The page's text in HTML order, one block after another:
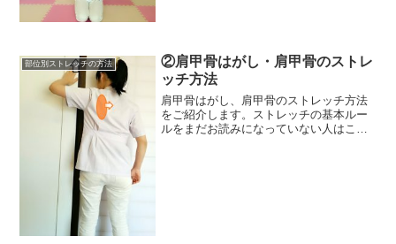
部位別ストレッチの方法
②肩甲骨はがし・肩甲骨のストレ
ッチ方法
肩甲骨はがし、肩甲骨のストレッチ方法
をご紹介します。ストレッチの基本ルー
ルをまだお読みになっていない人はこち